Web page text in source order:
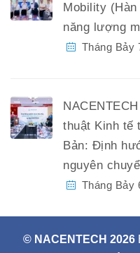
Mobility
năng lượng
Tháng Bảy
thuật Kinh tế
Bản: Định
nguyên
Tháng Bảy
© NACENTECH 2026